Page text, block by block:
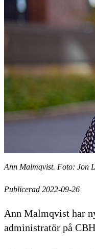
Ann Malmqvist. Foto: Jon
Publicerad 2022-09-26
Ann Malmqvist har
administratör på